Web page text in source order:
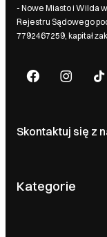
- Nowe Miasto i Wilda
Rejestru Sądowego
7792467259, kapitał
Skontaktuj się z
Kategorie